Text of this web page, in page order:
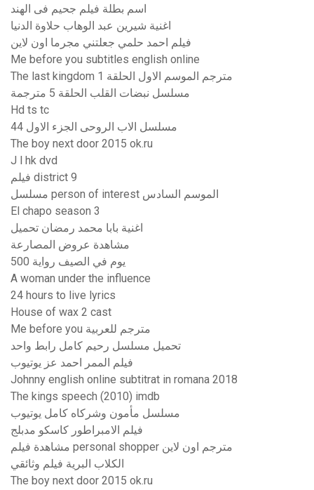
اسم بطلة فيلم جحيم فى الهند
اغنية شيرين عبد الوهاب حلاوة الدنيا
فيلم احمد حلمي جعلتني مجرما اون لاين
Me before you subtitles english online
The last kingdom مترجم الموسم الاول الحلقة 1
مسلسل نبضات القلب الحلقة 5 مترجمة
Hd ts tc
مسلسل الاب الروحى الجزء الاول 44
The boy next door 2015 ok.ru
J l hk dvd
فيلم district 9
مسلسل person of interest الموسم السادس
El chapo season 3
اغنية بابا محمد رمضان تحميل
مشاهدة عروض المصارعة
500 يوم في الصيف رواية
A woman under the influence
24 hours to live lyrics
House of wax 2 cast
Me before you مترجم للعربية
تحميل مسلسل رحيم كامل رابط واحد
فيلم الممر احمد عز يوتيوب
Johnny english online subtitrat in romana 2018
The kings speech (2010) imdb
مسلسل مأمون وشركاه كامل يوتيوب
فيلم الامبراطور كاسكو مدبلج
مشاهدة فيلم personal shopper مترجم اون لاين
الكلاب البرية فيلم وثائقي
The boy next door 2015 ok.ru